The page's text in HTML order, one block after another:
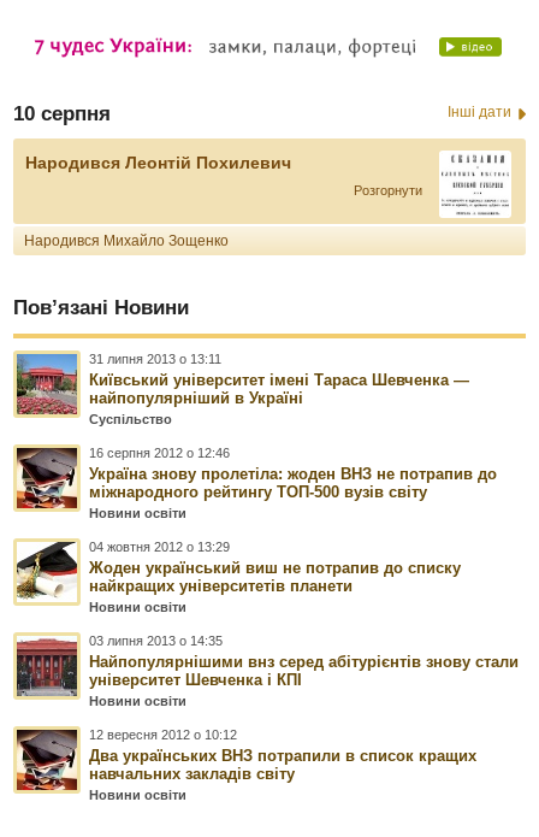
10 серпня Інші дати
Народився Леонтій Похилевич
Розгорнути
Народився Михайло Зощенко
Пов’язані Новини
31 липня 2013 о 13:11
Київський університет імені Тараса Шевченка —
найпопулярніший в Україні
Суспільство
16 серпня 2012 о 12:46
Україна знову пролетіла: жоден ВНЗ не потрапив до
міжнародного рейтингу ТОП-500 вузів світу
Новини освіти
04 жовтня 2012 о 13:29
Жоден український виш не потрапив до списку
найкращих університетів планети
Новини освіти
03 липня 2013 о 14:35
Найпопулярнішими внз серед абітурієнтів знову стали
університет Шевченка і КПІ
Новини освіти
12 вересня 2012 о 10:12
Два українських ВНЗ потрапили в список кращих
навчальних закладів світу
Новини освіти